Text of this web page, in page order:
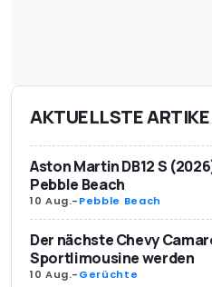
AKTUELLSTE
Aston Martin DB12 S
Pebble Beach
10 Aug.-Pebble Beach
Der nächste Chevy
Sportlimousine werden
10 Aug.-Gerüchte